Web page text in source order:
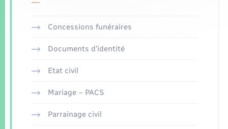
Concessions funéraires
Documents d’identité
Etat civil
Mariage – PACS
Parrainage civil